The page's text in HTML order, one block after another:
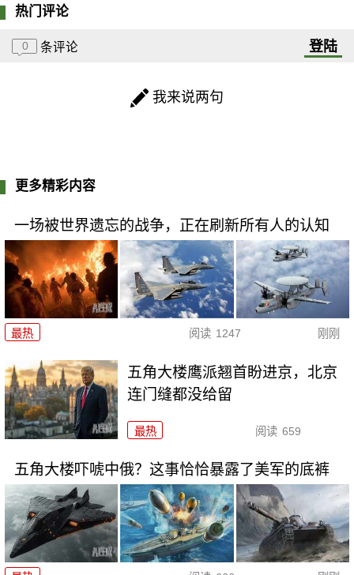
热门评论
0 条评论 登陆
我来说两句
更多精彩内容
一场被世界遗忘的战争，正在刷新所有人的认知
最热 阅读 1247 刚刚
五角大楼鹰派翘首盼进京，北京
连门缝都没给留
最热 阅读 659
五角大楼吓唬中俄？这事恰恰暴露了美军的底裤